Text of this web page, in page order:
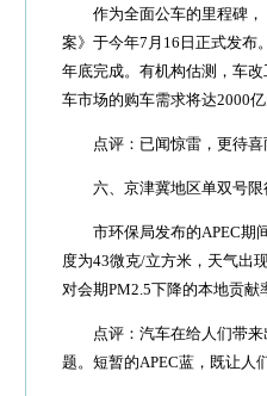
作为全面公车的里程碑，
案》于今年7月16日正式发布
年底完成。有机构估测，车
车市场的购车需求将达2000亿
点评：已闻惊雷，更待喜
六、京津冀地区单双号限
市环保局发布的APEC期间
度为43微克/立方米，天气出
对会期PM2.5下降的本地贡献
点评：汽车在给人们带来
题。短暂的APEC蓝，既让人